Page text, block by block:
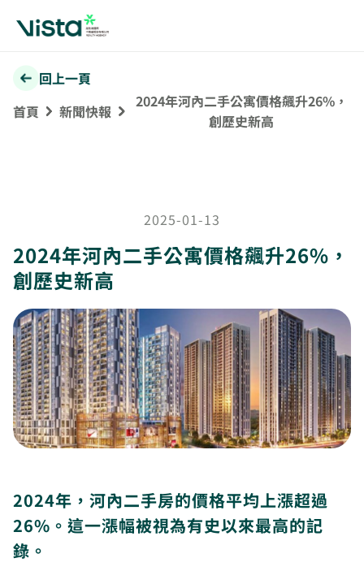
回上一頁
首頁
新聞快報
2024年河內二手公寓價格飆升26%，
創歷史新高
2025-01-13
2024年河內二手公寓價格飆升26%，
創歷史新高
2024年，河內二手房的價格平均上漲超過
26%。這一漲幅被視為有史以來最高的記
錄。